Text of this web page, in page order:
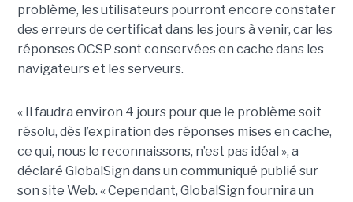
problème, les utilisateurs pourront encore constater
des erreurs de certificat dans les jours à venir, car les
réponses OCSP sont conservées en cache dans les
navigateurs et les serveurs.
« Il faudra environ 4 jours pour que le problème soit
résolu, dès l’expiration des réponses mises en cache,
ce qui, nous le reconnaissons, n’est pas idéal », a
déclaré GlobalSign dans un communiqué publié sur
son site Web. « Cependant, GlobalSign fournira un